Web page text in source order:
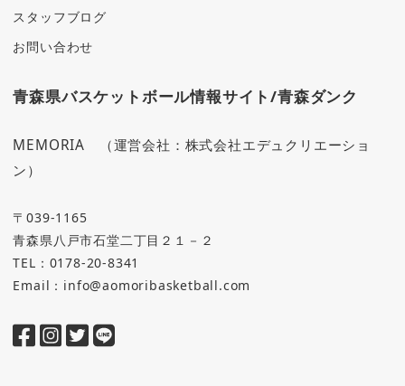
スタッフブログ
お問い合わせ
青森県バスケットボール情報サイト/青森ダンク
MEMORIA （運営会社：株式会社エデュクリエーショ
ン）
〒039-1165
青森県八戸市石堂二丁目２１－２
TEL：0178-20-8341
Email：info@aomoribasketball.com